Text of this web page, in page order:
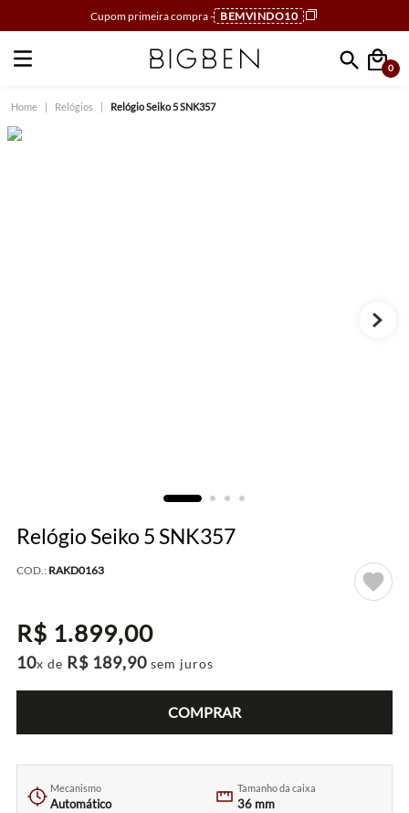
Cupom primeira compra - BEMVINDO10
Faça sua busca
0
Relógios Relógio Seiko 5 SNK357
Relógio Seiko 5 SNK357
COD.: RAKD0163
R$ 1.899,00
10x de R$ 189,90 sem juros
COMPRAR
Mecanismo
Automático
Tamanho da caixa
36 mm